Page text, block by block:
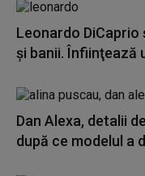
Leonardo
și banii. Înfiinţează
Dan Alexa, detalii
după ce modelul a